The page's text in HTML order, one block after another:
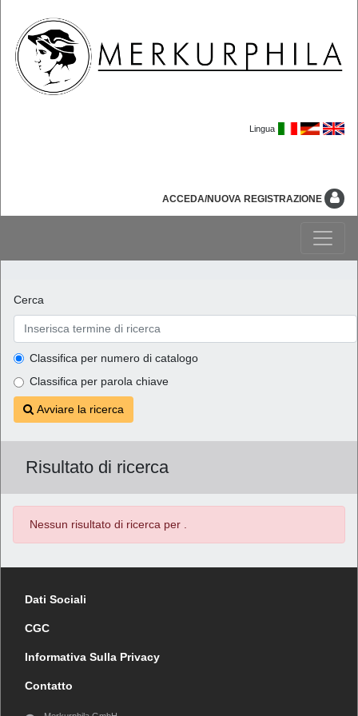
Lingua
ACCEDA/NUOVA REGISTRAZIONE
Cerca
Classifica per numero di catalogo
Classifica per parola chiave
Avviare la ricerca
Risultato di ricerca
Nessun risultato di ricerca per
Dati Sociali
CGC
Informativa Sulla Privacy
Contatto